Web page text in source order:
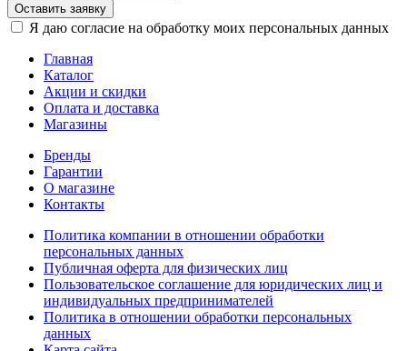
Оставить заявку
Я даю согласие на обработку моих персональных данных
Главная
Каталог
Акции и скидки
Оплата и доставка
Магазины
Бренды
Гарантии
О магазине
Контакты
Политика компании в отношении обработки
персональных данных
Публичная оферта для физических лиц
Пользовательское соглашение для юридических лиц и
индивидуальных предпринимателей
Политика в отношении обработки персональных
данных